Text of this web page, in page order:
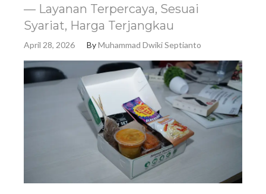
— Layanan Terpercaya, Sesuai
Syariat, Harga Terjangkau
April 28, 2026 ByMuhammad Dwiki Septianto